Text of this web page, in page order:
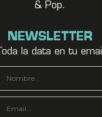
& Pop.
NEWSLETTER
Toda la data en tu email